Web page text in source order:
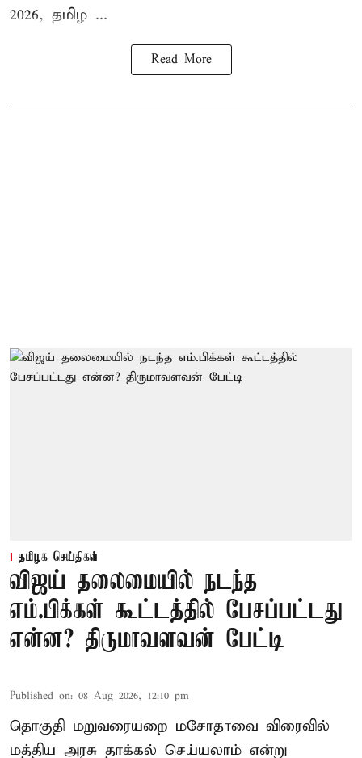
2026, தமிழ ...
Read More
தமிழக செய்திகள்
விஜய் தலைமையில் நடந்த
எம்.பிக்கள் கூட்டத்தில் பேசப்பட்டது
என்ன? திருமாவளவன் பேட்டி
Published on: 08 Aug 2026, 12:10 pm
தொகுதி மறுவரையறை மசோதாவை விரைவில்
மத்திய அரசு தாக்கல் செய்யலாம் என்று